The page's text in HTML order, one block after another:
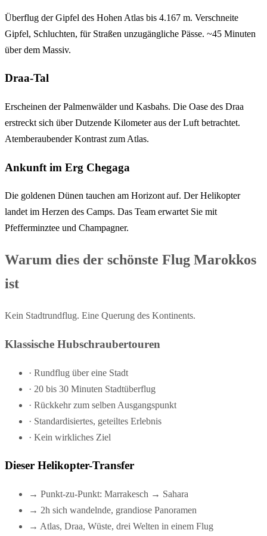
Überflug der Gipfel des Hohen Atlas bis 4.167 m. Verschneite
Gipfel, Schluchten, für Straßen unzugängliche Pässe. ~45 Minuten
über dem Massiv.
Draa-Tal
Erscheinen der Palmenwälder und Kasbahs. Die Oase des Draa
erstreckt sich über Dutzende Kilometer aus der Luft betrachtet.
Atemberaubender Kontrast zum Atlas.
Ankunft im Erg Chegaga
Die goldenen Dünen tauchen am Horizont auf. Der Helikopter
landet im Herzen des Camps. Das Team erwartet Sie mit
Pfefferminztee und Champagner.
Warum dies der schönste Flug Marokkos
ist
Kein Stadtrundflug. Eine Querung des Kontinents.
Klassische Hubschraubertouren
· Rundflug über eine Stadt
· 20 bis 30 Minuten Stadtüberflug
· Rückkehr zum selben Ausgangspunkt
· Standardisiertes, geteiltes Erlebnis
· Kein wirkliches Ziel
Dieser Helikopter-Transfer
→ Punkt-zu-Punkt: Marrakesch → Sahara
→ 2h sich wandelnde, grandiose Panoramen
→ Atlas, Draa, Wüste, drei Welten in einem Flug